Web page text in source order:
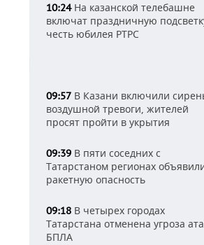
10:24На казанской телебашне
включат праздничную
честь юбилея РТРС
09:57 В Казани включили
воздушной тревоги, жителей
просят пройти в укрытия
09:39 В пяти соседних с
Татарстаном регионах
ракетную опасность
09:18 В четырех городах
Татарстана отменена угроза
БПЛА